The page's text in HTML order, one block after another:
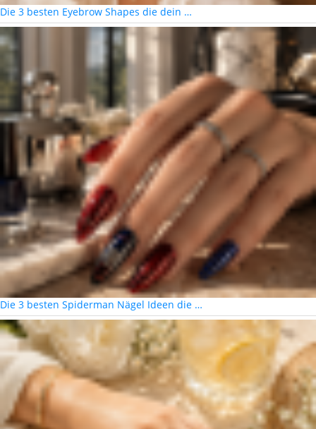
Die 3 besten Eyebrow Shapes die dein …
Die 3 besten Spiderman Nägel Ideen die …